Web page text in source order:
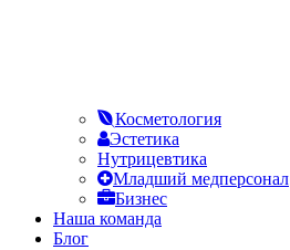
Косметология
Эстетика
Нутрицевтика
Младший медперсонал
Бизнес
Наша команда
Блог